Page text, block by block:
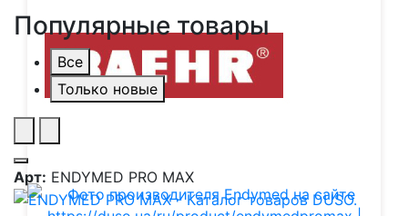
Популярные товары
Все
Только новые
Арт: ENDYMED PRO MAX